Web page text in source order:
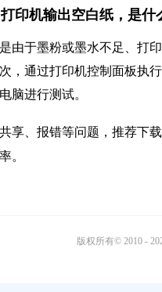
印机输出空白纸，是什
由于墨粉或墨水不足、打
，通过打印机控制面板执
脑进行测试。
享、报错等问题，推荐下
。
版权所有© 2010 -